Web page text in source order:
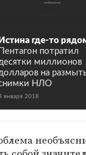
Истина где-то
Пентагон потратил
миллионов
на
НЛО
января 2018